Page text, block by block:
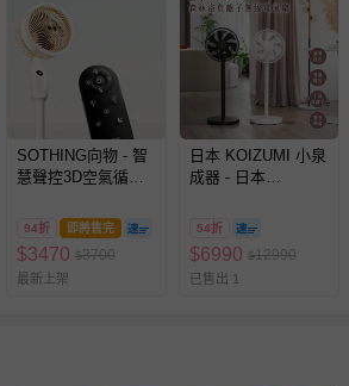
SOTHING向物 - 智
慧聲控3D空氣循環
94折 即將售完
$3470 $3700
最新上架
日本 KOIZUMI 小泉
成器 - 日本
離子無線電風扇 (黑/
白)-黑色、白
色-3.7kg
54折
$6990 $12990
已售出 1